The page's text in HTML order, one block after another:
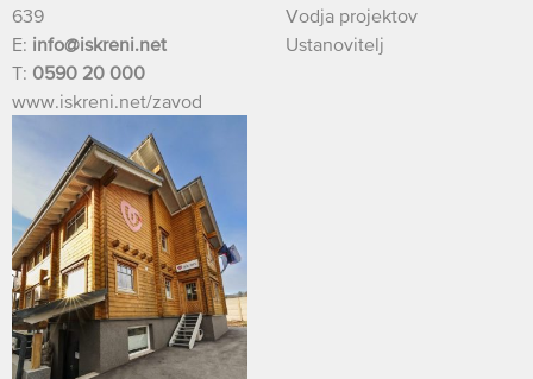
639
E: info@iskreni.net
T: 0590 20 000
www.iskreni.net/zavod
Vodja projektov
Ustanovitelj